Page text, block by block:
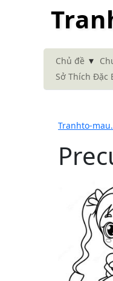
Chủ đề ▾
Sở Thích Đặc
Tranhto-